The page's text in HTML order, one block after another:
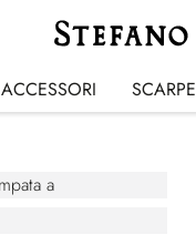
ACCESSORI SCARPE